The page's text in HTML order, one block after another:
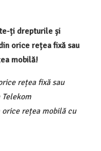
ți drepturile și
orice rețea fixă sau
mobilă!
rețea fixă sau
rețea mobilă cu